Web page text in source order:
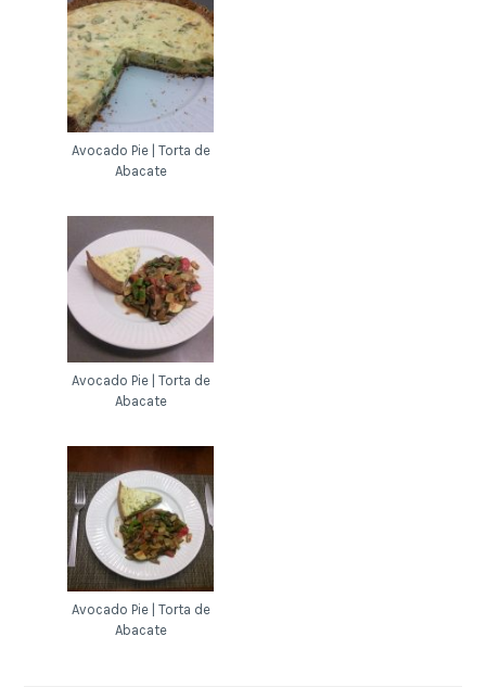
Avocado Pie | Torta de
Abacate
Avocado Pie | Torta de
Abacate
Avocado Pie | Torta de
Abacate